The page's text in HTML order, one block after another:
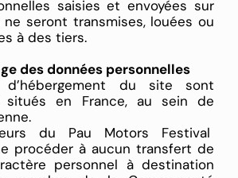
saisies et envoyées sur
ne seront transmises, louées ou
à des tiers.
des données personnelles
d’hébergement du site sont
situés en France, au sein de
du Pau Motors Festival
procéder à aucun transfert de
personnel à destination